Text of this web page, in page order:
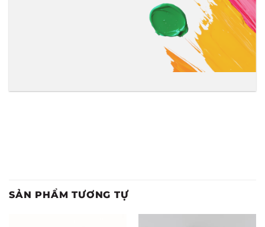
SẢN PHẨM TƯƠNG TỰ